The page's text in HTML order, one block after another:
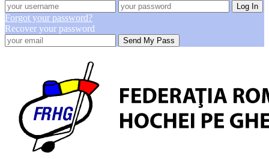
Forgot your password?
Recover your password